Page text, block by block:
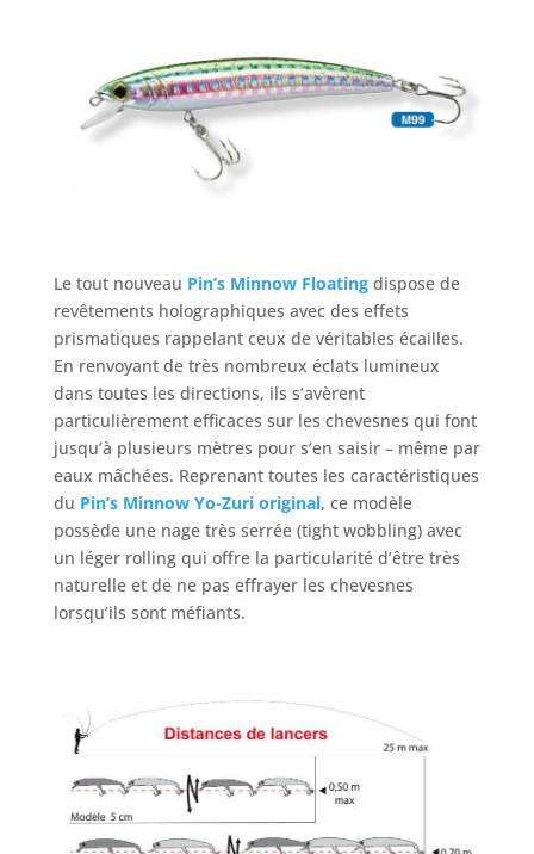
Le tout nouveau Pin’s Minnow Floating dispose de
revêtements holographiques avec des effets
prismatiques rappelant ceux de véritables écailles.
En renvoyant de très nombreux éclats lumineux
dans toutes les directions, ils s’avèrent
particulièrement efficaces sur les chevesnes qui font
jusqu’à plusieurs mètres pour s’en saisir – même par
eaux mâchées. Reprenant toutes les caractéristiques
du Pin’s Minnow Yo-Zuri original, ce modèle
possède une nage très serrée (tight wobbling) avec
un léger rolling qui offre la particularité d’être très
naturelle et de ne pas effrayer les chevesnes
lorsqu’ils sont méfiants.